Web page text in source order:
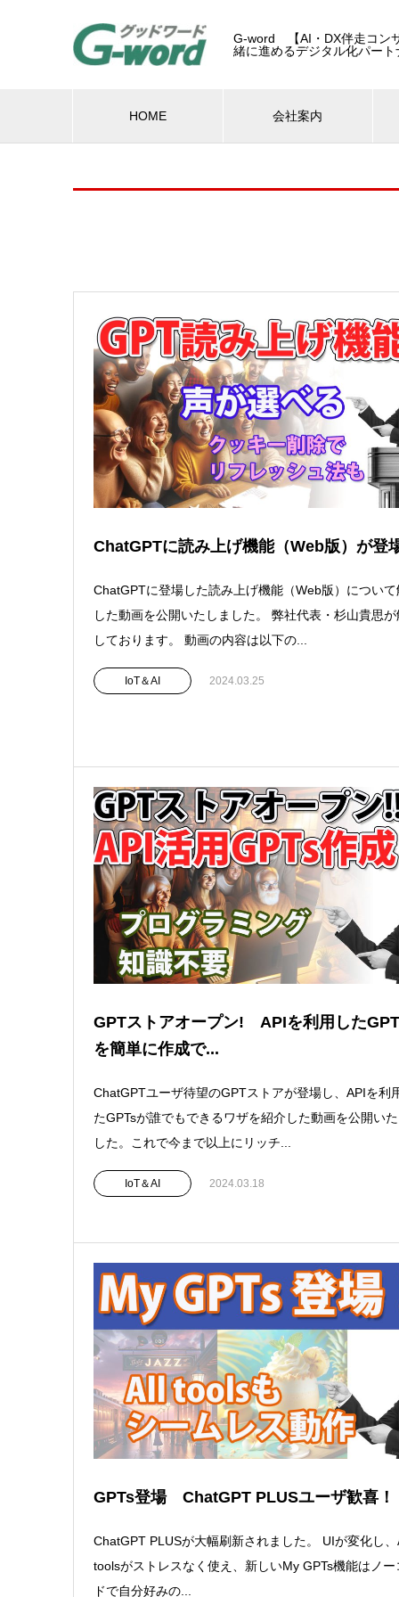
G-word 【AI・DX伴走コン
緒に進めるデジタル化パー
HOME 会社案内
ChatGPTに読み上げ機能（Web版）が登
ChatGPTに登場した読み上げ機能（Web版）について
した動画を公開いたしました。 弊社代表・杉山貴思
しております。 動画の内容は以下の...
IoT＆AI 2024.03.25
GPTストアオープン! APIを利用した
を簡単に作成で...
ChatGPTユーザ待望のGPTストアが登場し、APIを利
たGPTsが誰でもできるワザを紹介した動画を公開いた
した。これで今まで以上にリッチ...
IoT＆AI 2024.03.18
GPTs登場 ChatGPT PLUSユーザ歓喜！
ChatGPT PLUSが大幅刷新されました。 UIが変化し
toolsがストレスなく使え、新しいMy GPTs機能はノー
ドで自分好みの...